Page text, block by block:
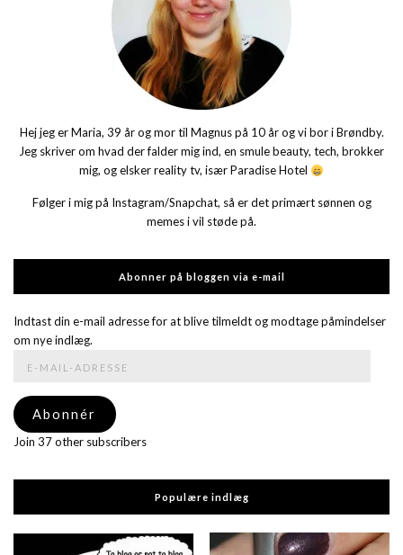
Hej jeg er Maria, 39 år og mor til Magnus på 10 år og vi bor i Brøndby.
Jeg skriver om hvad der falder mig ind, en smule beauty, tech, brokker
mig, og elsker reality tv, især Paradise Hotel
Følger i mig på Instagram/Snapchat, så er det primært sønnen og
memes i vil støde på.
Abonner på bloggen via e-mail
Indtast din e-mail adresse for at blive tilmeldt og modtage påmindelser
om nye indlæg.
adresse
Abonnér
Join 37 other subscribers
Populære indlæg